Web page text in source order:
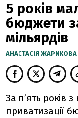
5 років
бюджети
мільярдів
АНАСТАСІЯ ЖАРИКОВА
За п’ять років
приватизації